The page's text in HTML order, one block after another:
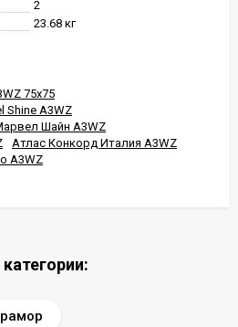
2
23.68 кг
75x75
Shine A3WZ
Шайн A3WZ
Атлас Конкорд Италия A3WZ
A3WZ